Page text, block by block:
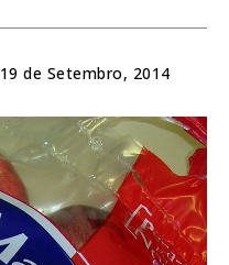
19 de Setembro, 2014